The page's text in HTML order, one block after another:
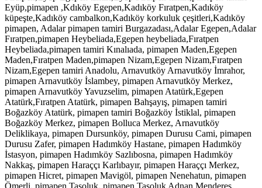
Eyüp,pimapen ,Kdıköy Egepen,Kadıköy Fıratpen,Kadıköy
küpeşte,Kadıköy cambalkon,Kadıköy korkuluk çeşitleri,Kadıköy
pimapen, Adalar pimapen tamiri Burgazadası,Adalar Egepen,Adalar
Fıratpen,pimapen Heybeliada,Egepen heybeliada,Fıratpen
Heybeliada,pimapen tamiri Kınalıada, pimapen Maden,Egepen
Maden,Fıratpen Maden,pimapen Nizam,Egepen Nizam,Fıratpen
Nizam,Egepen tamiri Anadolu, Arnavutköy Arnavutköy İmrahor,
pimapen Arnavutköy İslambey, pimapen Arnavutköy Merkez,
pimapen Arnavutköy Yavuzselim, pimapen Atatürk,Egepen
Atatürk,Fıratpen Atatürk, pimapen Bahşayış, pimapen tamiri
Boğazköy Atatürk, pimapen tamiri Boğazköy İstiklal, pimapen
Boğazköy Merkez, pimapen Bolluca Merkez, Arnavutköy
Deliklikaya, pimapen Dursunköy, pimapen Durusu Cami, pimapen
Durusu Zafer, pimapen Hadımköy Hastane, pimapen Hadımköy
İstasyon, pimapen Hadımköy Sazlıbosna, pimapen Hadımköy
Nakkaş, pimapen Haraççı Karlıbayır, pimapen Haraççı Merkez,
pimapen Hicret, pimapen Mavigöl, pimapen Nenehatun, pimapen
Ömerli, pimapen Taşoluk, pimapen Taşoluk Adnan Menderes,